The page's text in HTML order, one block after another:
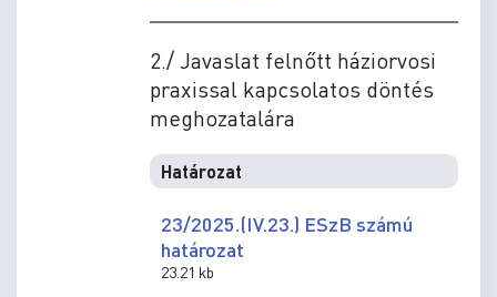
2./ Javaslat felnőtt háziorvosi
praxissal kapcsolatos döntés
meghozatalára
Határozat
23/2025.(IV.23.) ESzB számú
határozat
23.21 kb